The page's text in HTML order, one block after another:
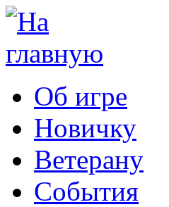
Об игре
Новичку
Ветерану
События